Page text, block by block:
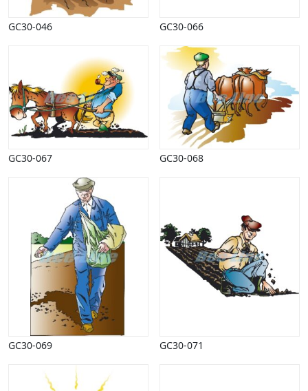
Udsalg og andre begreber
Underholdning, kultur
GC30-046 GC30-066
GC30-067 GC30-068
GC30-069 GC30-071